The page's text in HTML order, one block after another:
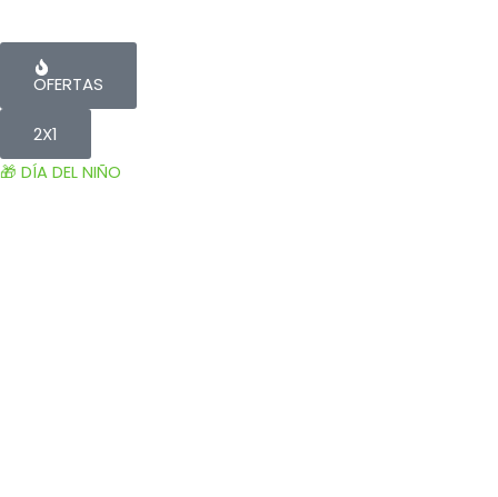
OFERTAS
2X1
🎁 DÍA DEL NIÑO